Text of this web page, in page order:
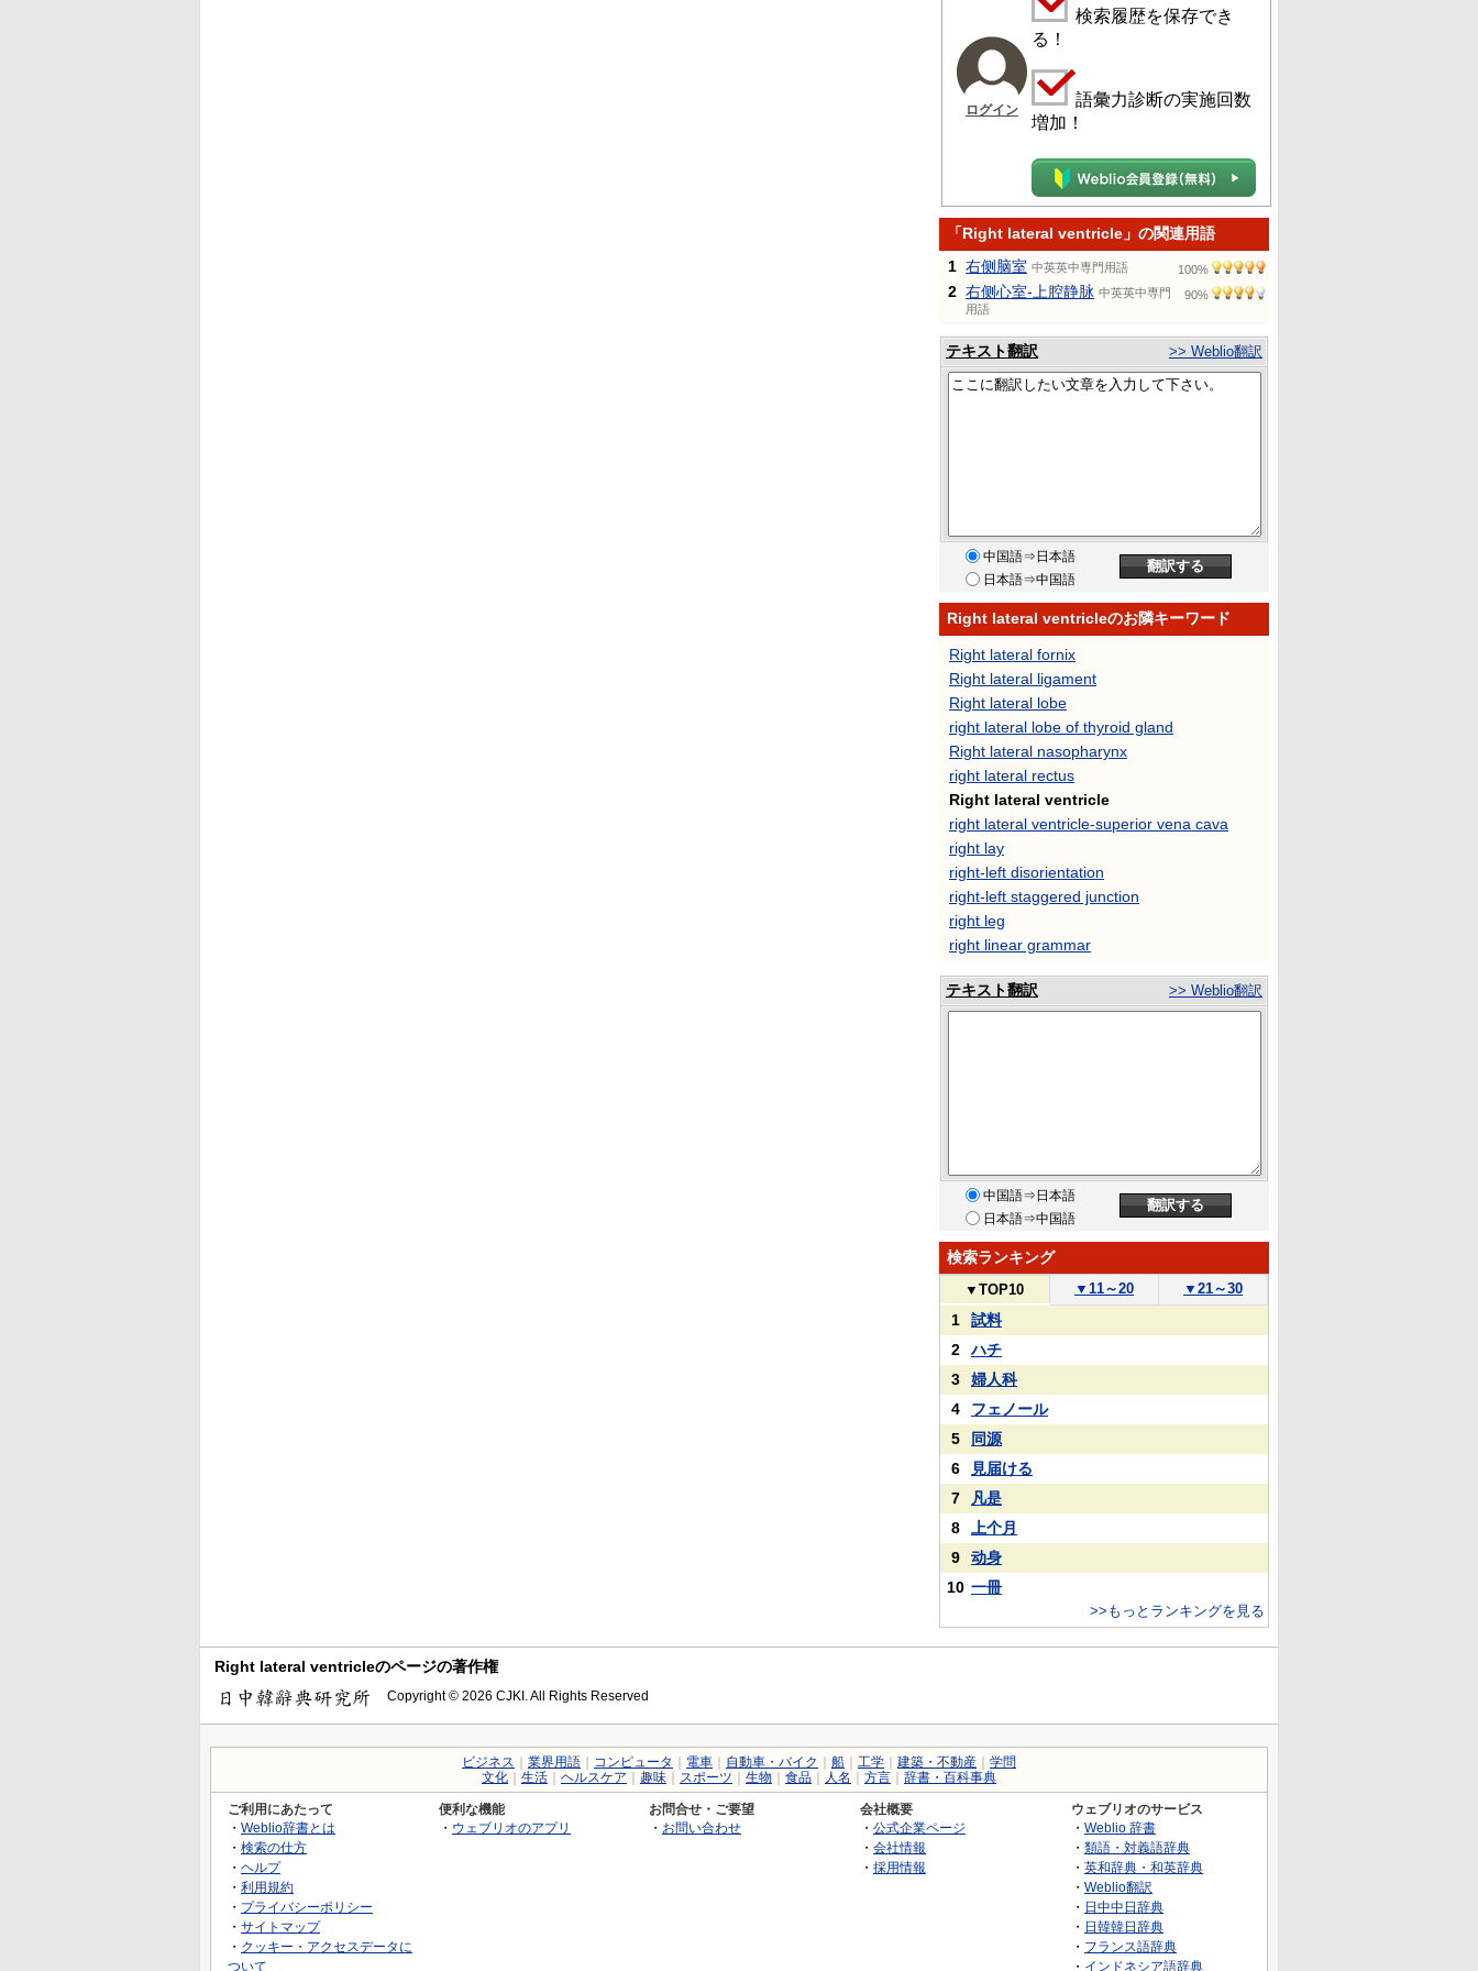
ログイン
検索履歴を保存でき
る！
語彙力診断の実施回数
増加！
「Right lateral ventricle」の関連用語
1 右侧脑室 中英英中専門用語 100%
2 右侧心室-上腔静脉 中英英中専門
用語
90%
テキスト翻訳 >> Weblio翻訳
中国語⇒日本語
日本語⇒中国語
Right lateral ventricleのお隣キーワード
Right lateral fornix
Right lateral ligament
Right lateral lobe
right lateral lobe of thyroid gland
Right lateral nasopharynx
right lateral rectus
Right lateral ventricle
right lateral ventricle-superior vena cava
right lay
right-left disorientation
right-left staggered junction
right leg
right linear grammar
テキスト翻訳 >> Weblio翻訳
中国語⇒日本語
日本語⇒中国語
検索ランキング
▼ TOP10 ▼ 11～20 ▼ 21～30
1
試料
2
ハチ
3
婦人科
4
フェノール
5
同源
6
見届ける
7
凡是
8
上个月
9
动身
10 一冊
>>もっとランキングを見る
Right lateral ventricleのページの著作権
Copyright © 2026 CJKI. All Rights Reserved
ビジネス 業界用語 コンピュータ 電車 自動車・バイク 船 工学 建築・不動産
学問
文化
生活 ヘルスケア 趣味 スポーツ 生物 食品 人名 方言 辞書・百科事典
ご利用にあたって
・ Weblio辞書とは
・ 検索の仕方
・ ヘルプ
・ 利用規約
・ プライバシーポリシー
・ サイトマップ
・ クッキー・アクセスデータに
ついて
便利な機能
・ ウェブリオのアプリ
お問合せ・ご要望
・ お問い合わせ
会社概要
・ 公式企業ページ
・ 会社情報
・ 採用情報
ウェブリオのサービス
・ Weblio 辞書
・ 類語・対義語辞典
・ 英和辞典・和英辞典
・ Weblio翻訳
・ 日中中日辞典
・ 日韓韓日辞典
・ フランス語辞典
・ インドネシア語辞典